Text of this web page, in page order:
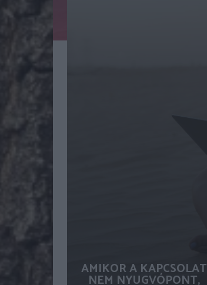
AMIKOR A KAPCSOLAT
NEM NYUGVÓPONT,